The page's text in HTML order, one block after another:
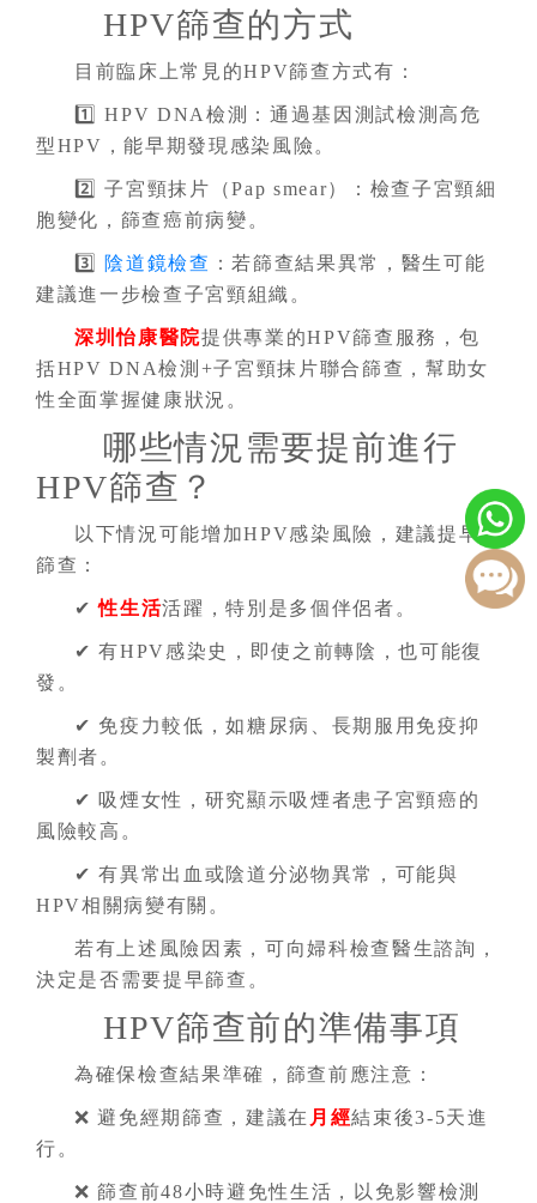
HPV篩查的方式
目前臨床上常見的HPV篩查方式有：
1️⃣ HPV DNA檢測：通過基因測試檢測高危
型HPV，能早期發現感染風險。
2️⃣ 子宮頸抹片（Pap smear）：檢查子宮頸細
胞變化，篩查癌前病變。
3️⃣ 陰道鏡檢查 ：若篩查結果異常，醫生可能
建議進一步檢查子宮頸組織。
深圳怡康醫院提供專業的HPV篩查服務，包
括HPV DNA檢測+子宮頸抹片聯合篩查，幫助女
性全面掌握健康狀況。
哪些情況需要提前進行
HPV篩查？
以下情況可能增加HPV感染風險，建議提早
篩查：
✔性生活活躍，特別是多個伴侶者。
✔ 有HPV感染史，即使之前轉陰，也可能復
發。
✔ 免疫力較低，如糖尿病、長期服用免疫抑
製劑者。
✔ 吸煙女性，研究顯示吸煙者患子宮頸癌的
風險較高。
✔ 有異常出血或陰道分泌物異常，可能與
HPV相關病變有關。
若有上述風險因素，可向婦科檢查醫生諮詢，
決定是否需要提早篩查。
HPV篩查前的準備事項
為確保檢查結果準確，篩查前應注意：
❌ 避免經期篩查，建議在 月經結束後3-5天進
行。
❌ 篩查前48小時避免性生活，以免影響檢測